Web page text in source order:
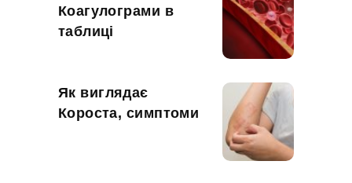
Коагулограми в
таблиці
Як виглядає
Короста, симптоми